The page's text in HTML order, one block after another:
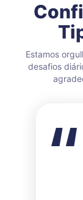
Estamos
desafios